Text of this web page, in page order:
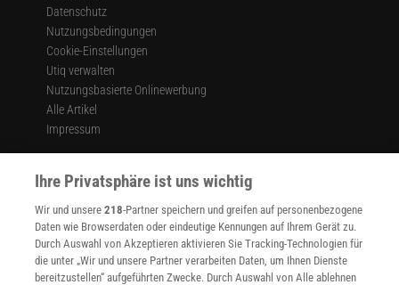
Datenschutz
Nutzungsbedingungen
Cookie-Einstellungen
Utiq verwalten
Nutzungsbasierte Onlinewerbung
Alle Artikel
Impressum
Angebote für Schulen
Sprachen lernen mit Gymglish
Lexika
Für Spektrum schreiben
Zugänglichkeitserklärung
Ihre Privatsphäre ist uns wichtig
Wir und unsere218-Partner speichern und greifen auf personenbezogene
Daten wie Browserdaten oder eindeutige Kennungen auf Ihrem Gerät zu.
Durch Auswahl von Akzeptieren aktivieren Sie Tracking-Technologien für
die unter „Wir und unsere Partner verarbeiten Daten, um Ihnen Dienste
bereitzustellen“ aufgeführten Zwecke. Durch Auswahl von Alle ablehnen